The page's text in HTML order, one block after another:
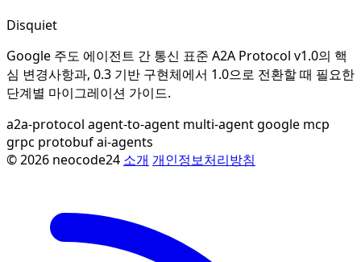
Disquiet
Google 주도 에이전트 간 통신 표준 A2A Protocol v1.0의 핵
심 변경사항과, 0.3 기반 구현체에서 1.0으로 전환할 때 필요한
단계별 마이그레이션 가이드.
a2a-protocol agent-to-agent multi-agentgoogle mcp
grpc protobufai-agents
© 2026 neocode24 소개 개인정보처리방침